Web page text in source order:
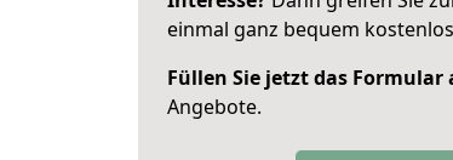
einmal ganz bequem
Füllen Sie jetzt das Formular
Angebote.